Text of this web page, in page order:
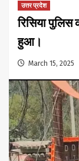
उत्तर प्रदेश
रिसिया पुलिस
हुआ।
March 15, 2025